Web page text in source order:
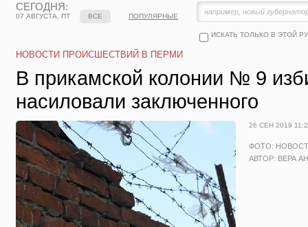
СЕГОДНЯ:
07 АВГУСТА, ПТ
ИСКАТЬ ТОЛЬКО В ЭТОЙ
ВСЕ ПОПУЛЯРНЫЕ
НОВОСТИ ПРОИСШЕСТВИЙ В ПЕРМИ
В прикамской колонии № 9
насиловали заключенного
26 СЕН 2019
ФОТО:
АВТОР: ВЕРА